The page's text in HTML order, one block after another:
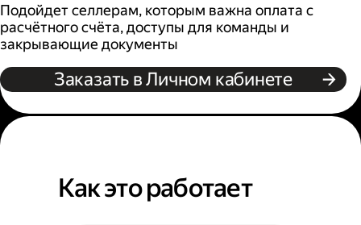
Подойдет селлерам, которым важна оплата с
расчётного счёта, доступы для команды и
закрывающие документы
Заказать в Личном кабинете
Как это работает